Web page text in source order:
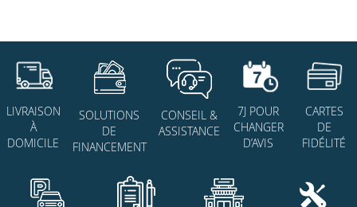
LIVRAISON
À
DOMICILE
SOLUTIONS
DE
FINANCEMENT
CONSEIL &
ASSISTANCE
7J POUR
CHANGER
D’AVIS
CARTES
DE
FIDÉLITÉ